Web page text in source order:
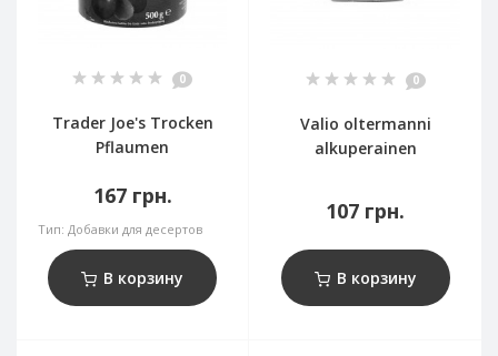
0
Trader Joe's Trocken
Pflaumen
167 грн.
Тип: Добавки для десертов
В корзину
0
Valio oltermanni
alkuperainen
107 грн.
В корзину